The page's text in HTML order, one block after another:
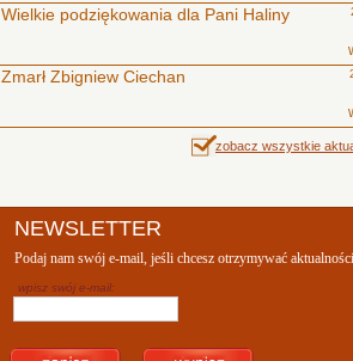
Wielkie podziękowania dla Pani Haliny
Zmarł Zbigniew Ciechan
zobacz wszystkie
NEWSLETTER
Podaj nam swój e-mail, jeśli chcesz otrzymywać aktualności
wpisz swój e-mail: